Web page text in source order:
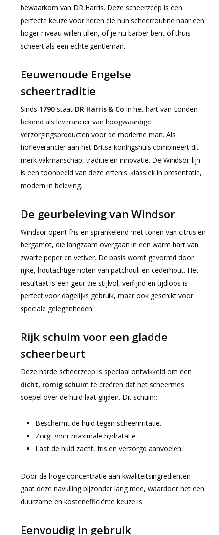
bewaarkom van DR Harris. Deze scheerzeep is een
perfecte keuze voor heren die hun scheerroutine naar een
hoger niveau willen tillen, of je nu barber bent of thuis
scheert als een echte gentleman.
Eeuwenoude Engelse
scheertraditie
Sinds 1790staat DR Harris & Co in het hart van Londen
bekend als leverancier van hoogwaardige
verzorgingsproducten voor de moderne man. Als
hofleverancier aan het Britse koningshuis combineert dit
merk vakmanschap, traditie en innovatie. De Windsor-lijn
is een toonbeeld van deze erfenis: klassiek in presentatie,
modern in beleving.
De geurbeleving van Windsor
Windsor opent fris en sprankelend met tonen van citrus en
bergamot, die langzaam overgaan in een warm hart van
zwarte peper en vetiver. De basis wordt gevormd door
rijke, houtachtige noten van patchouli en cederhout. Het
resultaat is een geur die stijlvol, verfijnd en tijdloos is –
perfect voor dagelijks gebruik, maar ook geschikt voor
speciale gelegenheden.
Rijk schuim voor een gladde
scheerbeurt
Deze harde scheerzeep is speciaal ontwikkeld om een
dicht, romig schuim te creëren dat het scheermes
soepel over de huid laat glijden. Dit schuim:
Beschermt de huid tegen scheerirritatie.
Zorgt voor maximale hydratatie.
Laat de huid zacht, fris en verzorgd aanvoelen.
Door de hoge concentratie aan kwaliteitsingrediënten
gaat deze navulling bijzonder lang mee, waardoor het een
duurzame en kostenefficiënte keuze is.
Eenvoudig in gebruik